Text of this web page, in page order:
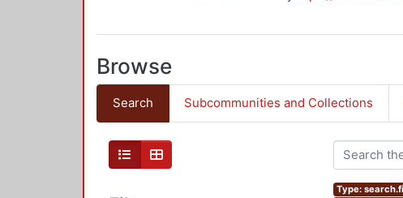
Browse
Search Subcommunities and Collections
Type: